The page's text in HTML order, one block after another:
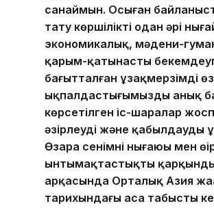
санаймын. Осыған
тату көршілікті одан әрі
экономикалық, мәдени-
қарым-қатынасты
бағытталған ұзақмерзімді
ықпалдастығымыздың анық
көрсетілген іс-шаралар
әзірлеуді және қабылдауды
Өзара сенімнің нығаюы мен
ынтымақтастықтың
арқасында Орталық Азия
тарихындағы аса табысты